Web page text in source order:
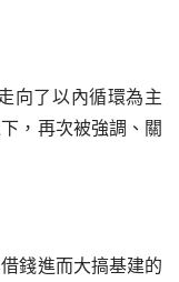
向了以內循環為主
，再次被強調、關
錢進而大搞基建的